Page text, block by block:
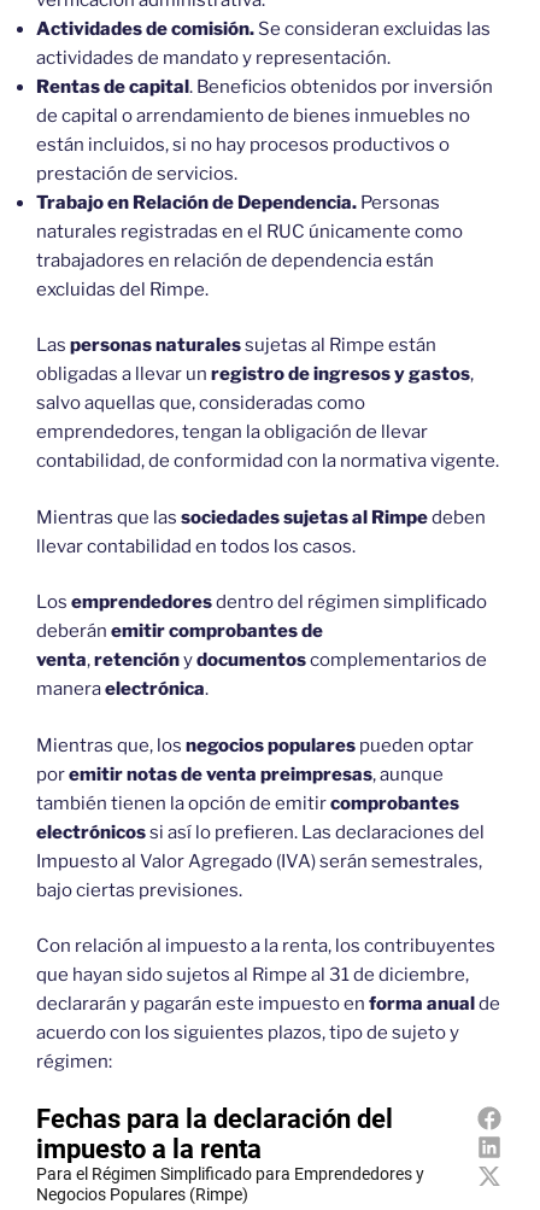
Actividades de comisión. Se consideran excluidas las
actividades de mandato y representación.
Rentas de capital. Beneficios obtenidos por inversión
de capital o arrendamiento de bienes inmuebles no
están incluidos, si no hay procesos productivos o
prestación de servicios.
Trabajo en Relación de Dependencia. Personas
naturales registradas en el RUC únicamente como
trabajadores en relación de dependencia están
excluidas del Rimpe.
Las personas naturalessujetas al Rimpe están
obligadas a llevar un registro de ingresos y gastos,
salvo aquellas que, consideradas como
emprendedores, tengan la obligación de llevar
contabilidad, de conformidad con la normativa vigente.
Mientras que las sociedades sujetas al Rimpedeben
llevar contabilidad en todos los casos.
Los emprendedoresdentro del régimen simplificado
deberán emitir comprobantes de
venta,retenciónydocumentoscomplementarios de
maneraelectrónica.
Mientras que, los negocios populares pueden optar
poremitir notas de venta preimpresas, aunque
también tienen la opción de emitircomprobantes
electrónicossi así lo prefieren. Las declaraciones del
Impuesto al Valor Agregado (IVA) serán semestrales,
bajo ciertas previsiones.
Con relación al impuesto a la renta, los contribuyentes
que hayan sido sujetos al Rimpe al 31 de diciembre,
declararán y pagarán este impuesto en forma anual de
acuerdo con los siguientes plazos, tipo de sujeto y
régimen: